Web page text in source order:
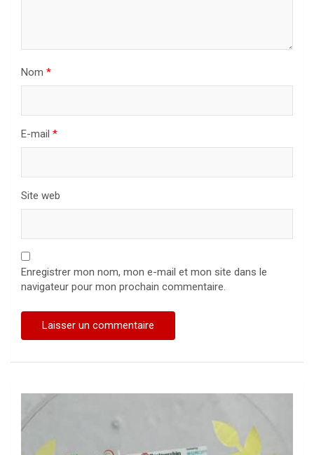
Nom *
E-mail *
Site web
Enregistrer mon nom, mon e-mail et mon site dans le
navigateur pour mon prochain commentaire.